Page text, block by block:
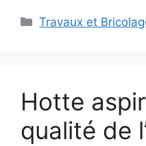
Catégories
Travaux et
Hotte
qualité de